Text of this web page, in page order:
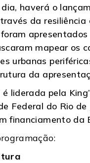
haverá o
da
mapear os
urbanas
da
liderada pela
Federal do Rio
financiamento da